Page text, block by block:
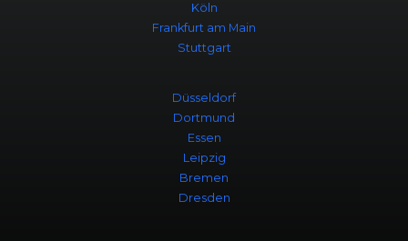
Köln
Frankfurt am Main
Stuttgart
Düsseldorf
Dortmund
Essen
Leipzig
Bremen
Dresden